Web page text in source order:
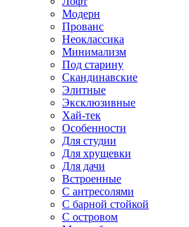
Модерн
Прованс
Неоклассика
Минимализм
Под старину
Скандинавские
Элитные
Эксклюзивные
Хай-тек
Особенности
Для студии
Для хрущевки
Для дачи
Встроенные
С антресолями
С барной стойкой
С островом